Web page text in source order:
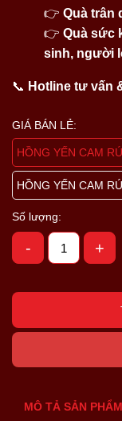
👉 Quà trân
👉 Quà sức
sinh, người
📞 Hotline tư vấn
GIÁ BÁN LẺ:
HỒNG YẾN CAM
HỒNG YẾN CAM
Số lượng:
- +
MÔ TẢ SẢN PHẨM